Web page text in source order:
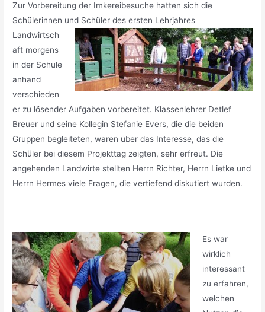
Zur Vorbereitung der Imkereibesuche hatten sich die
Schülerinnen und Schüler des ersten Lehrjahres
Landwirtsch
aft morgens
in der Schule
anhand
verschieden
er zu lösender Aufgaben vorbereitet. Klassenlehrer Detlef
Breuer und seine Kollegin Stefanie Evers, die die beiden
Gruppen begleiteten, waren über das Interesse, das die
Schüler bei diesem Projekttag zeigten, sehr erfreut. Die
angehenden Landwirte stellten Herrn Richter, Herrn Lietke und
Herrn Hermes viele Fragen, die vertiefend diskutiert wurden.
Es war
wirklich
interessant
zu erfahren,
welchen